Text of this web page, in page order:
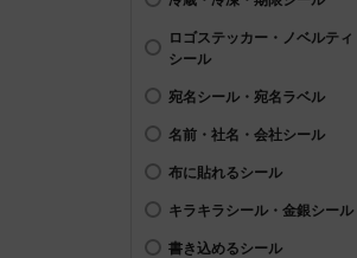
ロゴステッカー・ノベルティ
シール
宛名シール・宛名ラベル
名前・社名・会社シール
布に貼れるシール
キラキラシール・金銀シール
書き込めるシール